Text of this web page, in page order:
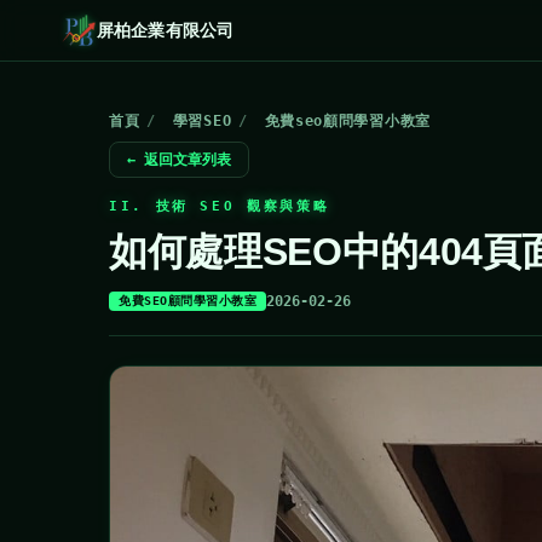
屏柏企業有限公司
首頁 / 學習SEO / 免費seo顧問學習小教室
← 返回文章列表
II. 技術 SEO 觀察與策略
如何處理SEO中的404頁
免費SEO顧問學習小教室 2026-02-26